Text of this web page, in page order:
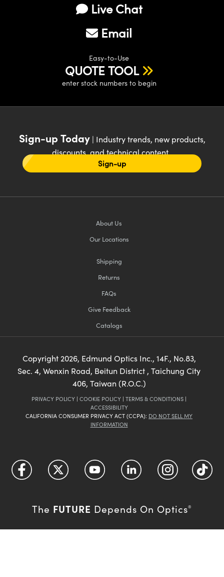
Live Chat
Email
Easy-to-Use
QUOTE TOOL
enter stock numbers to begin
Sign-up Today| Industry trends, new products,
discounts, and technical content
Sign-up
About Us
Our Locations
Shipping
Returns
FAQs
Give Feedback
Catalogs
Copyright 2026, Edmund Optics Inc., 14F., No.83,
Sec. 4, Wenxin Road, Beitun District , Taichung City
406, Taiwan (R.O.C.)
PRIVACY POLICY | COOKIE POLICY | TERMS & CONDITIONS |
ACCESSIBILITY
CALIFORNIA CONSUMER PRIVACY ACT (CCPA): DO NOT SELL MY
INFORMATION
The FUTURE Depends On Optics®